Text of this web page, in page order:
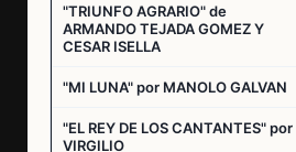
"TRIUNFO AGRARIO" de
ARMANDO TEJADA GOMEZ Y
CESAR ISELLA
"MI LUNA" por MANOLO GALVAN
"EL REY DE LOS CANTANTES" por
VIRGILIO